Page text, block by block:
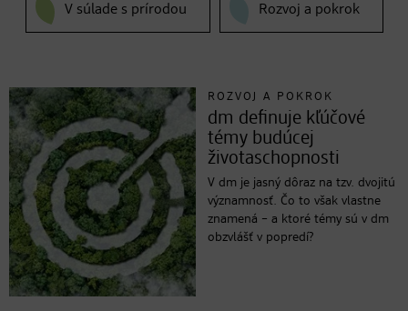
V súlade s prírodou Rozvoj a pokrok
ROZVOJ A POKROK
dm definuje kľúčové
témy budúcej
životaschopnosti
V dm je jasný dôraz na tzv. dvojitú
významnosť. Čo to však vlastne
znamená – a ktoré témy sú v dm
obzvlášť v popredí?